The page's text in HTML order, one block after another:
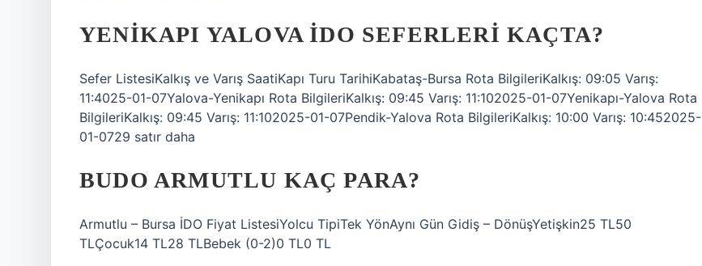
YENIKAPI YALOVA İDO SEFERLERI KAÇTA?
Sefer ListesiKalkış ve Varış SaatiKapı Turu TarihiKabataş-Bursa Rota BilgileriKalkış: 09:05 Varış:
11:4025-01-07Yalova-Yenikapı Rota BilgileriKalkış: 09:45 Varış: 11:102025-01-07Yenikapı-Yalova Rota
BilgileriKalkış: 09:45 Varış: 11:102025-01-07Pendik-Yalova Rota BilgileriKalkış: 10:00 Varış: 10:452025-
01-0729 satır daha
BUDO ARMUTLU KAÇ PARA?
Armutlu – Bursa İDO Fiyat ListesiYolcu TipiTek YönAynı Gün Gidiş – DönüşYetişkin25 TL50
TLÇocuk14 TL28 TLBebek (0-2)0 TL0 TL